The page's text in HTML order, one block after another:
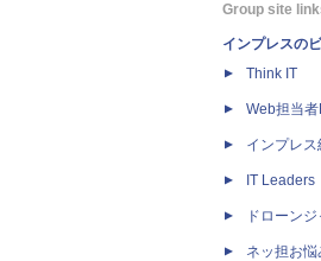
Group site
インプレスの
Think IT
Web担当
インプレ
IT Leaders
ドローン
ネッ担お